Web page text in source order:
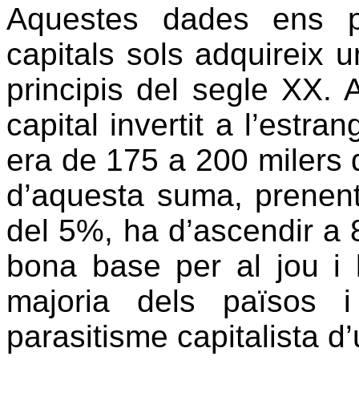
Aquestes dades ens
capitals sols adquireix
principis del segle XX.
capital invertit a
era de 175 a 200 milers
d’aquesta suma,
del 5%, ha d’ascendir
bona base per al jou i
majoria dels països
parasitisme capitalista